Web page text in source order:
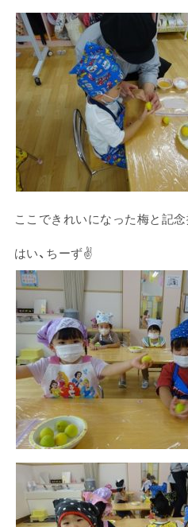
ここできれいになった梅と記
はい、ちーず✌